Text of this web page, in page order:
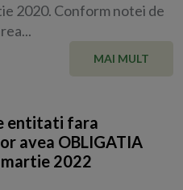
2020. Conform notei de
MAI MULT
entitati fara
avea OBLIGATIA
2022